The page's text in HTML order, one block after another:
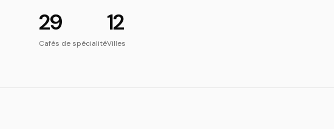
29
Cafés de spécialité
12
Villes